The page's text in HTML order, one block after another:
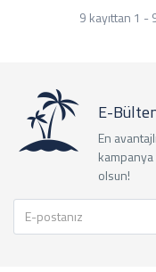
9 kayıttan 1 -
E-
En
olsun!